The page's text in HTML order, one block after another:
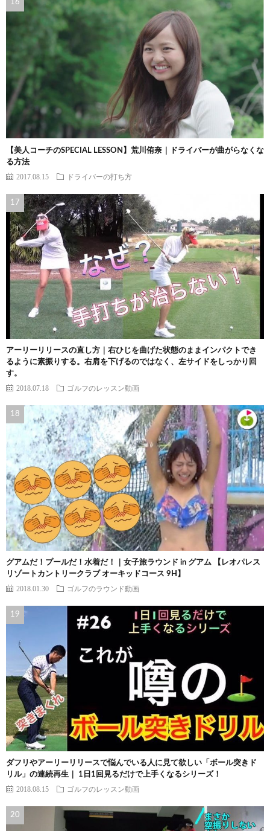
【美人コーチのSPECIAL LESSON】荒川侑奈｜ドライバーが曲がらなくな
る方法
2017.08.15 ドライバーの打ち方
アーリーリリースの直し方｜右ひじを曲げた状態のままインパクトでき
るように素振りする。右肩を下げるのではなく、左サイドをしっかり回
す。
2018.07.18 ゴルフのレッスン動画
グアムだ！プールだ！水着だ！｜女子旅ラウンド in グアム 【レオパレス
リゾートカントリークラブ オーキッドコース 9H】
2018.01.30 ゴルフのラウンド動画
ダフリやアーリーリリースで悩んでいる人に見て欲しい「ボール突きド
リル」の連続再生｜ 1日1回見るだけで上手くなるシリーズ！
2018.08.15 ゴルフのレッスン動画